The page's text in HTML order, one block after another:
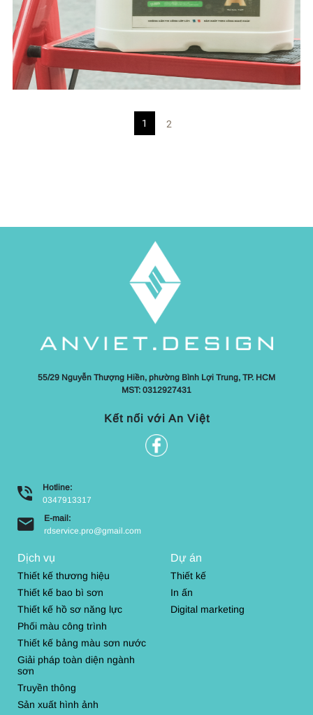
1 2
55/29 Nguyễn Thượng Hiền, phường Bình Lợi Trung, TP. HCM
MST: 0312927431
Kết nối với An Việt
Hotline:
0347913317
E-mail:
rdservice.pro@gmail.com
Dịch vụ
Thiết kế thương hiệu
Thiết kế bao bì sơn
Thiết kế hồ sơ năng lực
Phối màu công trình
Thiết kế bảng màu sơn nước
Giải pháp toàn diện ngành
sơn
Truyền thông
Sản xuất hình ảnh
Dự án
Thiết kế
In ấn
Digital marketing